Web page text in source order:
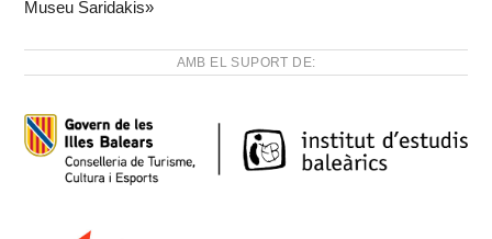
Museu Saridakis»
AMB EL SUPORT DE: